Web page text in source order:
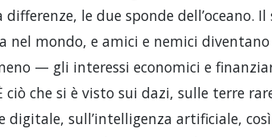
le due sponde dell’oceano. Il
nel mondo, e amici e nemici
— gli interessi economici e
che si è visto sui dazi, sulle terre
digitale, sull’intelligenza artificiale,